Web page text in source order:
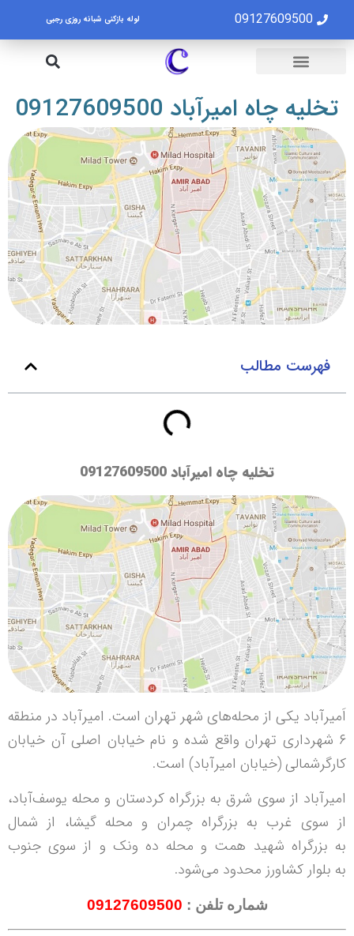
09127609500 لوله بازکنی شبانه روزی رجبی
تخلیه چاه امیرآباد 09127609500
فهرست مطالب
تخلیه چاه امیرآباد09127609500
اَمیرآباد یکی از محله‌های شهر تهران است. امیرآباد در منطقه
۶ شهرداری تهران واقع شده و نام خیابان اصلی آن خیابان
کارگرشمالی (خیابان امیرآباد) است.
امیرآباد از سوی شرق به بزرگراه کردستان و محله یوسف‌آباد،
از سوی غرب به بزرگراه چمران و محله گیشا، از شمال
به بزرگراه شهید همت و محله ده ونک و از سوی جنوب
به بلوار کشاورز محدود می‌شود.
شماره تلفن : 09127609500